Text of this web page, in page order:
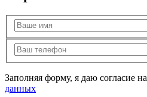
Заполняя форму, я даю согласие на
данных